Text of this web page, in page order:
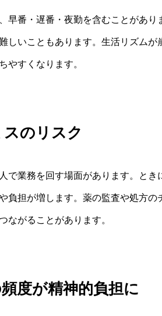
早番・遅番・夜勤を含むことがあり
しいこともあります。生活リズムが
やすくなります。
のリスク
で業務を回す場面があります。とき
負担が増します。薬の監査や処方の
ながることがあります。
度が精神的負担に